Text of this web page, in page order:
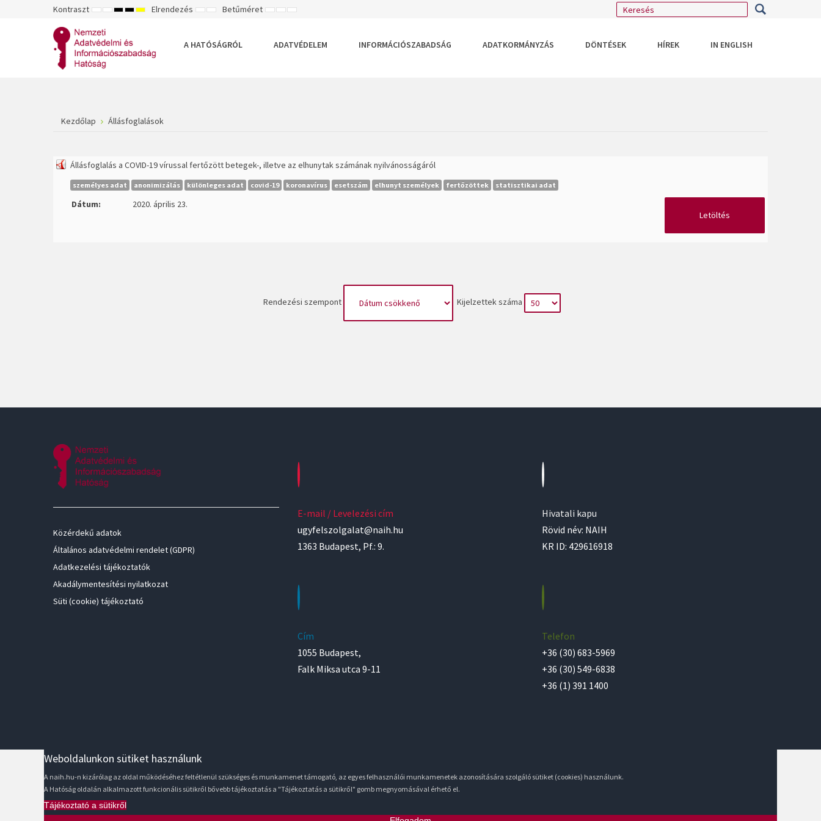
Kontraszt ALAPÉRTELMEZETT
ÉJSZAKAI
NAGY
FEHÉR
MÓD
NAGY
SÁRGA
MÓD
NAGY
MÓD
Elrendezés RÖGZÍTETT
SZÉLES
Betűméret KISEBB
ALAPÉRTELMEZETT
NAGYOBB
A HATÓSÁGRÓL
ADATVÉDELEM INFORMÁCIÓSZABADSÁG ADATKORMÁNYZÁS DÖNTÉSEK HÍREK IN ENGLISH
Kezdőlap Állásfoglalások
Állásfoglalás a COVID-19 vírussal fertőzött betegek-, illetve az elhunytak számának nyilvánosságáról
személyes adat anonimizálás különleges adat covid-19 koronavírus esetszám elhunyt személyek fertőzöttek statisztikai adat
Dátum:
2020. április 23.
Letöltés
Rendezési szempont Kijelzettek száma
Közérdekű adatok
Általános adatvédelmi rendelet (GDPR)
Adatkezelési tájékoztatók
Akadálymentesítési nyilatkozat
Süti (cookie) tájékoztató
E-mail / Levelezési cím
ugyfelszolgalat@naih.hu
1363 Budapest, Pf.: 9.
Cím
1055 Budapest,
Falk Miksa utca 9-11
Hivatali kapu
Rövid név: NAIH
KR ID: 429616918
Telefon
+36 (30) 683-5969
+36 (30) 549-6838
+36 (1) 391 1400
Weboldalunkon sütiket használunk
A naih.hu-n kizárólag az oldal működéséhez feltétlenül szükséges és munkamenet támogató, az egyes felhasználói munkamenetek azonosítására szolgáló sütiket (cookies) használunk.
A Hatóság oldalán alkalmazott funkcionális sütikről bővebb tájékoztatás a "Tájékoztatás a sütikről" gomb megnyomásával érhető el.
Tájékoztató a sütikről